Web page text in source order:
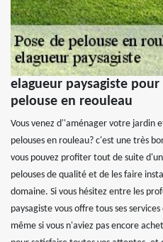
elagueur paysagiste
pelouse en reouleau
Vous venez d''aménager votre jardin
pelouses en rouleau? c'est une très
vous pouvez profiter tout de suite
pelouses de qualité et de les faire
domaine. Si vous hésitez entre les
paysagiste vous offre tous ses
même si vous n'aviez pas encore